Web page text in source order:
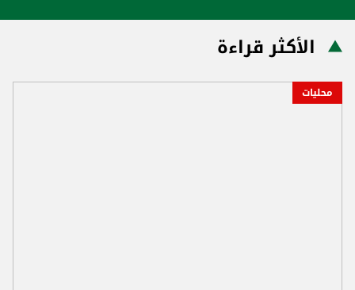
الأكثر قراءة
محليات